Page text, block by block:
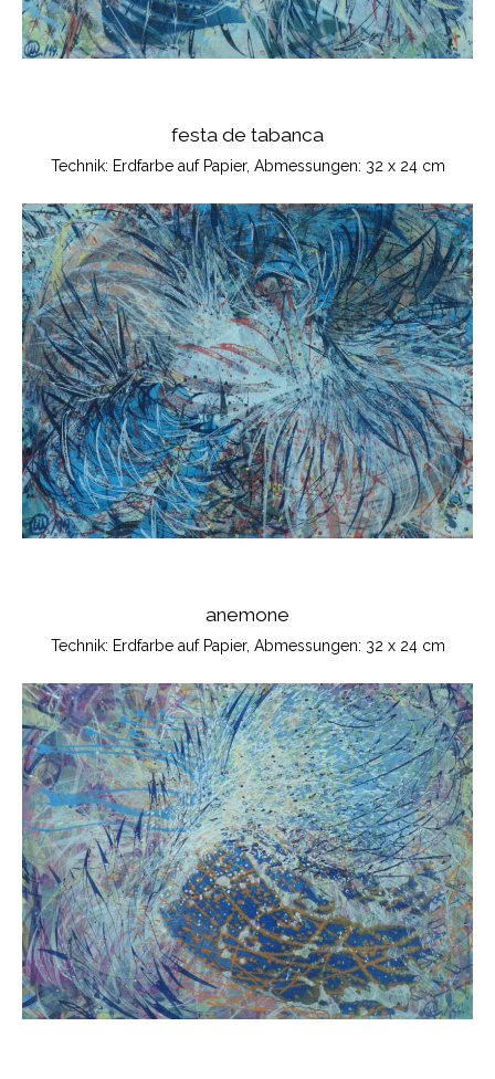
festa de tabanca
Technik: Erdfarbe auf Papier, Abmessungen: 32 x 24 cm
anemone
Technik: Erdfarbe auf Papier, Abmessungen: 32 x 24 cm